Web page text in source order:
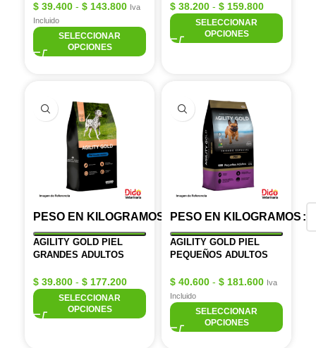
$ 39.400 - $ 143.800 Iva
Incluido
SELECCIONAR
OPCIONES
$ 38.200 - $ 159.800
SELECCIONAR
OPCIONES
PESO EN KILOGRAMOS
AGILITY GOLD PIEL
GRANDES ADULTOS
$ 39.800 - $ 177.200
SELECCIONAR
OPCIONES
PESO EN KILOGRAMOS
AGILITY GOLD PIEL
PEQUEÑOS ADULTOS
$ 40.600 - $ 181.600 Iva
Incluido
SELECCIONAR
OPCIONES